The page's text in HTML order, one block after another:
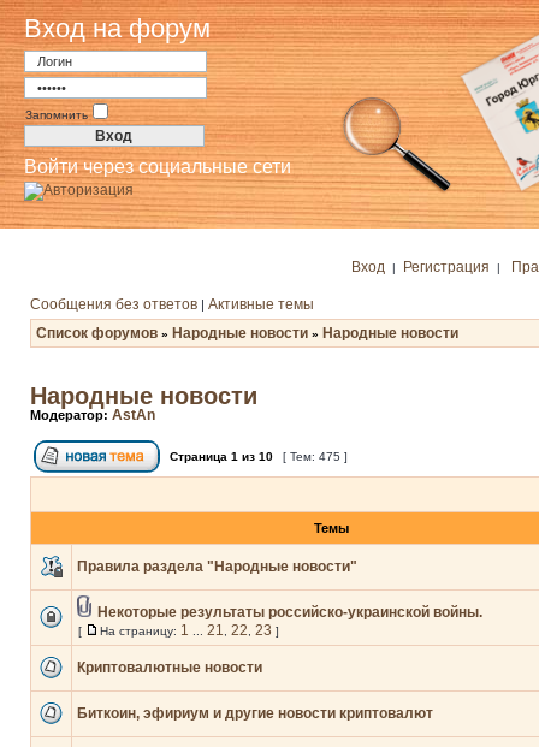
Вход на форум
Запомнить
Войти через социальные сети
Вход | Регистрация |
Сообщения без ответов | Активные темы
Список форумов » Народные новости » Народные новости
Народные новости
Модератор: AstAn
Страница 1 из 10 [ Тем: 475 ]
Темы
Правила раздела "Народные новости"
Некоторые результаты российско-украинской войны.
[ На страницу: 1 21 22 23 ]
Криптовалютные новости
Биткоин, эфириум и другие новости криптовалют